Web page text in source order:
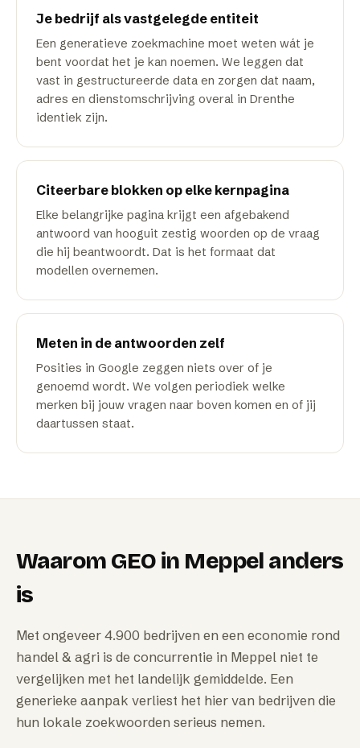
Je bedrijf als vastgelegde entiteit
Een generatieve zoekmachine moet weten wát je
bent voordat het je kan noemen. We leggen dat
vast in gestructureerde data en zorgen dat naam,
adres en dienstomschrijving overal in Drenthe
identiek zijn.
Citeerbare blokken op elke kernpagina
Elke belangrijke pagina krijgt een afgebakend
antwoord van hooguit zestig woorden op de vraag
die hij beantwoordt. Dat is het formaat dat
modellen overnemen.
Meten in de antwoorden zelf
Posities in Google zeggen niets over of je
genoemd wordt. We volgen periodiek welke
merken bij jouw vragen naar boven komen en of jij
daartussen staat.
Waarom GEO in Meppel anders
is
Met ongeveer 4.900 bedrijven en een economie rond
handel & agri is de concurrentie in Meppel niet te
vergelijken met het landelijk gemiddelde. Een
generieke aanpak verliest het hier van bedrijven die
hun lokale zoekwoorden serieus nemen.